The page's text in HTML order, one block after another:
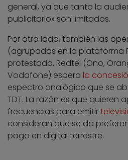
general, ya que tanto la
publicitario» son limitados.
Por otro lado, también las
(agrupadas en la plataforma
protestado. Redtel (Ono,
Vodafone) espera la
espectro analógico que se
TDT. La razón es que quieren
frecuencias para emitir
consideran que se da
pago en digital terrestre.